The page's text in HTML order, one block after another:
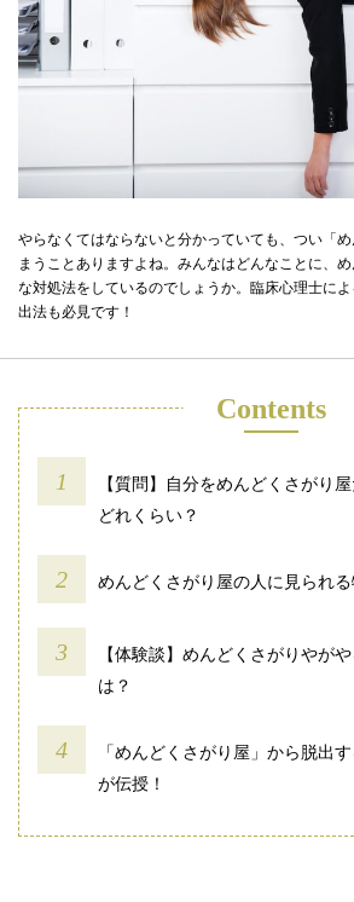
やらなくてはならないと分かっていても、つい「
まうことありますよね。みんなはどんなことに、
な対処法をしているのでしょうか。臨床心理士に
出法も必見です！
Contents
【質問】自分をめんどくさがり
どれくらい？
めんどくさがり屋の人に見られる
【体験談】めんどくさがりやが
は？
「めんどくさがり屋」から脱出
が伝授！